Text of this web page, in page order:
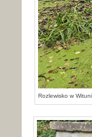
Rozlewisko w